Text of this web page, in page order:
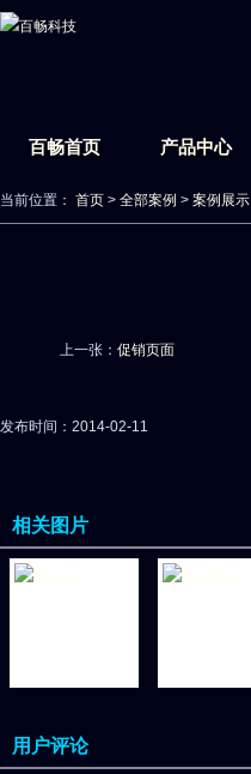
百畅首页 产品中心
当前位置： 首页 > 全部案例 > 案例展示
上一张： 促销页面
发布时间：2014-02-11
相关图片
用户评论